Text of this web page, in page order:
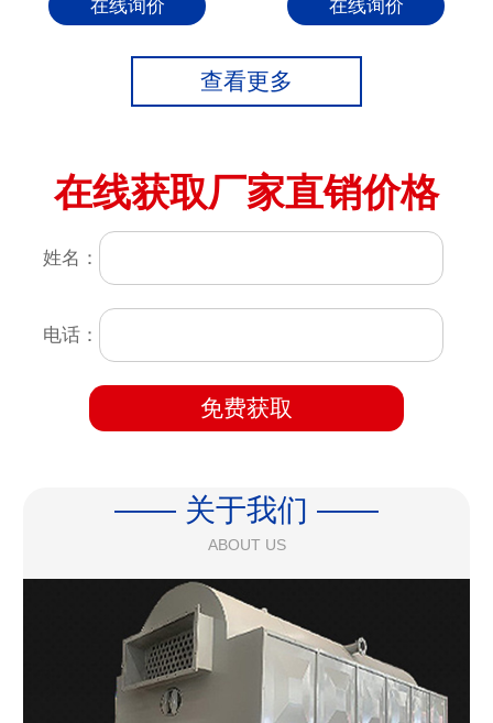
在线询价 在线询价
查看更多
在线获取厂家直销价格
姓名：
电话：
免费获取
—— 关于我们 ——
ABOUT US